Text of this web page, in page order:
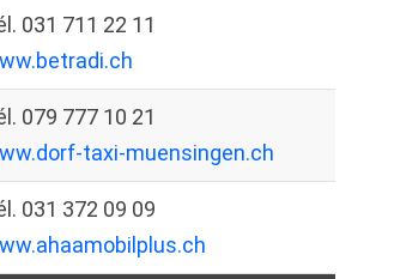
031 711 22 11
079 777 10 21
taxi-muensingen.ch
031 372 09 09